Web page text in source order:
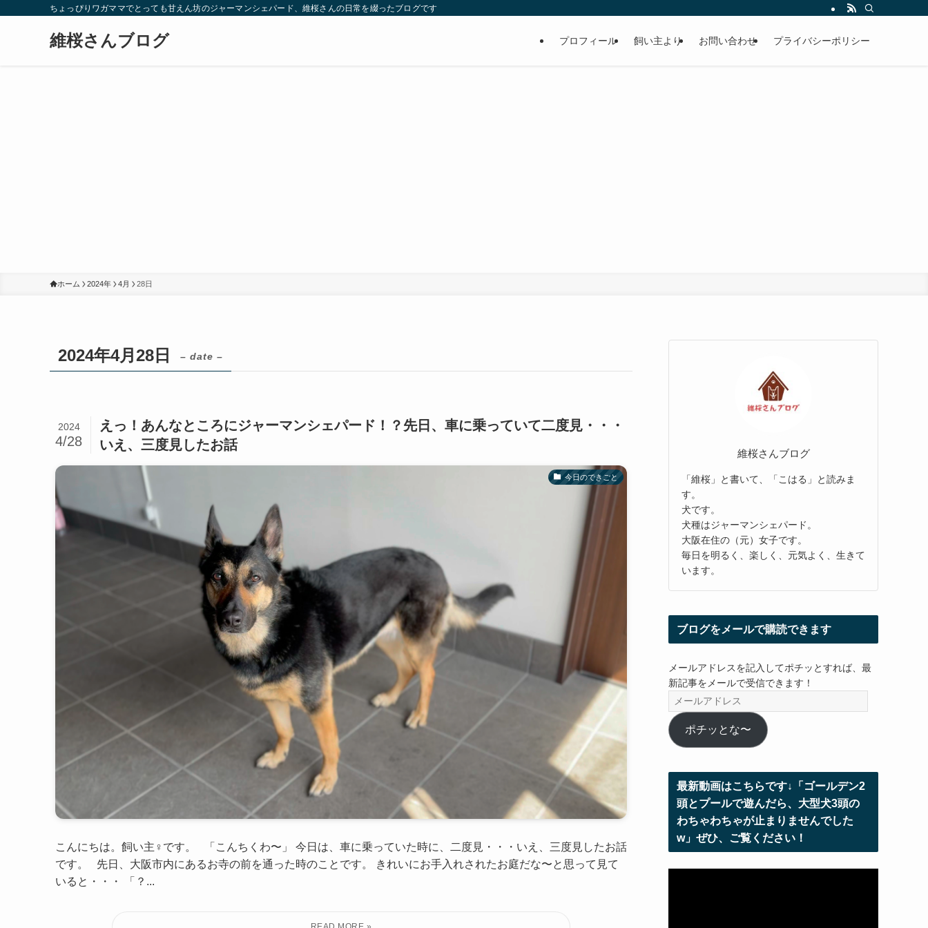
ちょっぴりワガママでとっても甘えん坊のジャーマンシェパード、維桜さんの日常を綴ったブログです
維桜さんブログ プロフィール 飼い主より お問い合わせ プライバシーポリシー
ホーム 2024年 4月 28日
2024年4月28日 – date –
えっ！あんなところにジャーマンシェパード！？先日、車に乗っていて二度見・・・
いえ、三度見したお話
2024
4/28
今日のできごと
こんにちは。飼い主♀です。 「こんちくわ〜」 今日は、車に乗っていた時に、二度見・・・いえ、三度見したお話
です。 先日、大阪市内にあるお寺の前を通った時のことです。 きれいにお手入れされたお庭だな〜と思って見て
いると・・・ 「？...
維桜さんブログ
「維桜」と書いて、「こはる」と読みま
す。
犬です。
犬種はジャーマンシェパード。
大阪在住の（元）女子です。
毎日を明るく、楽しく、元気よく、生きて
います。
ブログをメールで購読できます
メールアドレスを記入してポチッとすれば、最
新記事をメールで受信できます！
ー
ル
ア
レ
ス
ポチッとな〜
最新動画はこちらです↓「ゴールデン2
頭とプールで遊んだら、大型犬3頭の
わちゃわちゃが止まりませんでした
w」ぜひ、ご覧ください！